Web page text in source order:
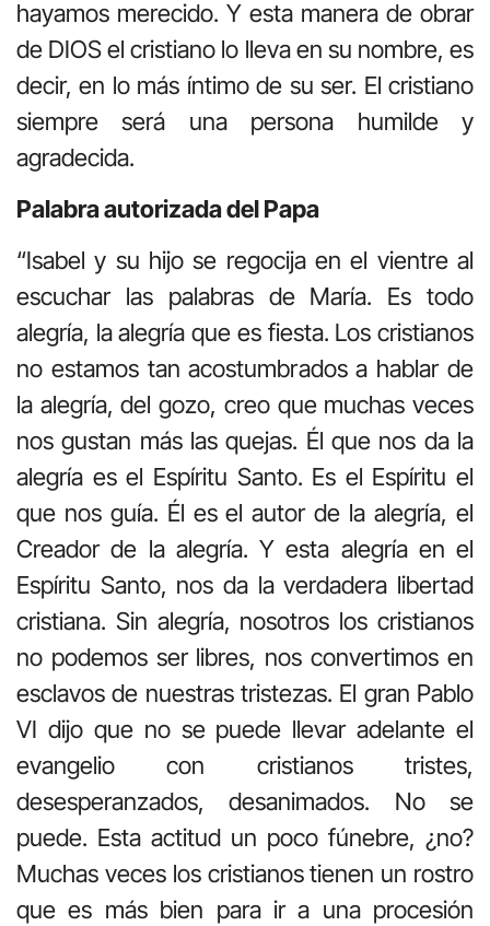
hayamos merecido. Y esta manera de obrar
de DIOS el cristiano lo lleva en su nombre, es
decir, en lo más íntimo de su ser. El cristiano
siempre será una persona humilde y
agradecida.
Palabra autorizada del Papa
“Isabel y su hijo se regocija en el vientre al
escuchar las palabras de María. Es todo
alegría, la alegría que es fiesta. Los cristianos
no estamos tan acostumbrados a hablar de
la alegría, del gozo, creo que muchas veces
nos gustan más las quejas. Él que nos da la
alegría es el Espíritu Santo. Es el Espíritu el
que nos guía. Él es el autor de la alegría, el
Creador de la alegría. Y esta alegría en el
Espíritu Santo, nos da la verdadera libertad
cristiana. Sin alegría, nosotros los cristianos
no podemos ser libres, nos convertimos en
esclavos de nuestras tristezas. El gran Pablo
VI dijo que no se puede llevar adelante el
evangelio con cristianos tristes,
desesperanzados, desanimados. No se
puede. Esta actitud un poco fúnebre, ¿no?
Muchas veces los cristianos tienen un rostro
que es más bien para ir a una procesión